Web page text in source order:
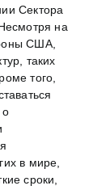
Сектора
на
США,
таких
того,
о
в мире,
сроки,